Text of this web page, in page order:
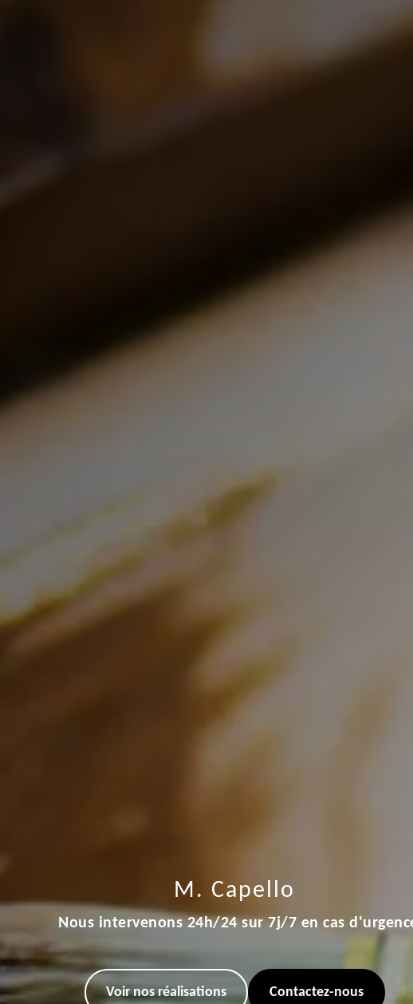
M. Capello
Nous intervenons 24h/24 sur 7j/7 en cas
Voir nos réalisations Contactez-nous